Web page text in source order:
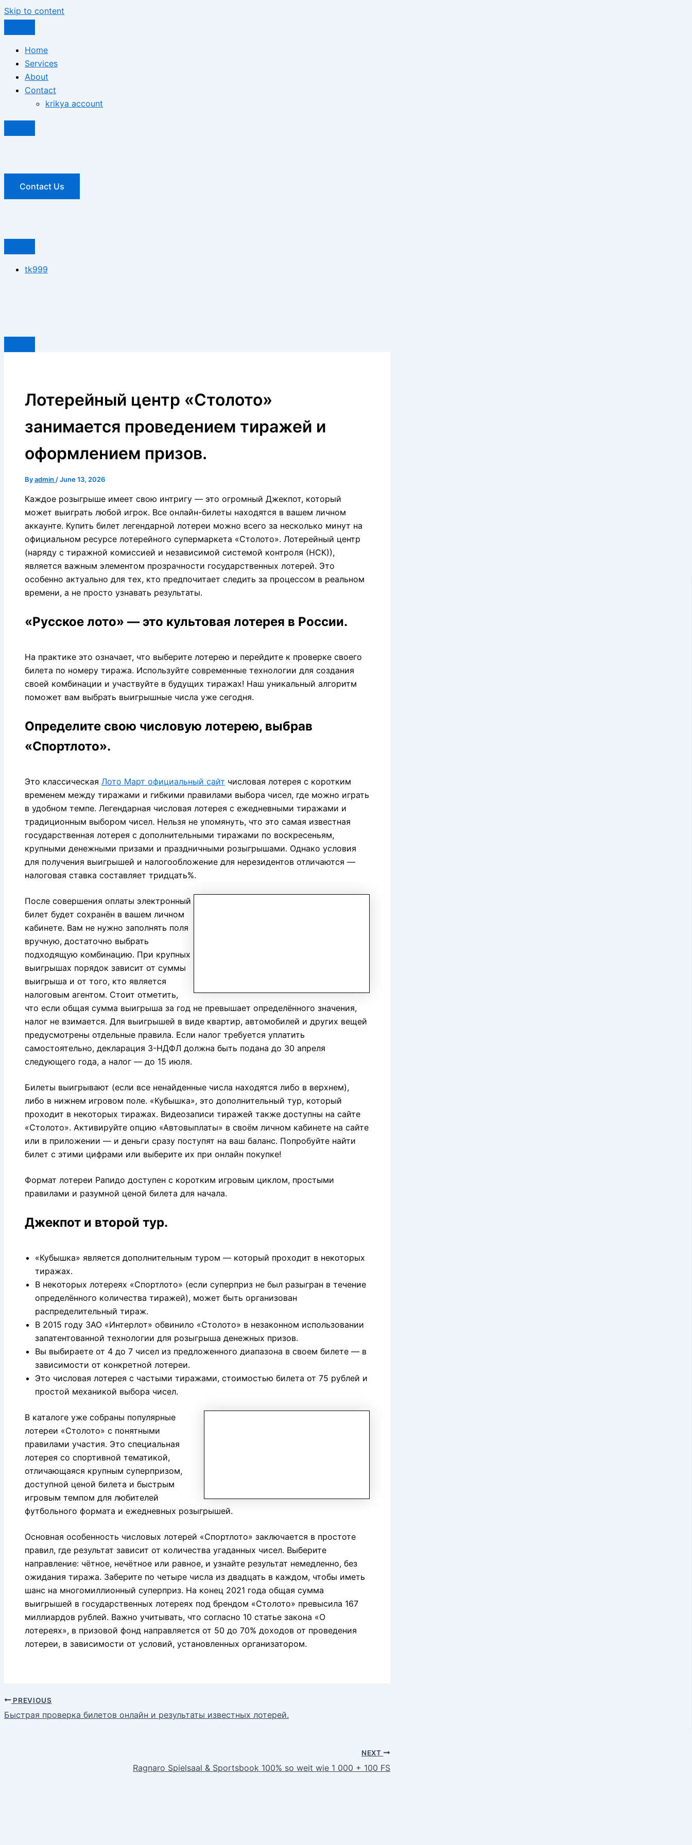
Skip to content
Home
Services
About
Contact
krikya account
Contact Us
tk999
Лотерейный центр «Столото»
занимается проведением тиражей и
оформлением призов.
Byadmin /June 13, 2026
Каждое розыгрыше имеет свою интригу — это огромный Джекпот, который
может выиграть любой игрок. Все онлайн-билеты находятся в вашем личном
аккаунте. Купить билет легендарной лотереи можно всего за несколько минут на
официальном ресурсe лотерейного супермаркета «Столото». Лотерейный центр
(наряду с тиражной комиссией и независимой системой контроля (НСК)),
является важным элементом прозрачности государственных лотерей. Это
особенно актуально для тех, кто предпочитает следить за процессом в реальном
времени, а не просто узнавать результаты.
«Русское лото» — это культовая лотерея в России.
На практике это означает, что выберите лотерею и перейдите к проверке своего
билета по номеру тиража. Используйте современные технологии для создания
своей комбинации и участвуйте в будущих тиражах! Наш уникальный алгоритм
поможет вам выбрать выигрышные числа уже сегодня.
Определите свою числовую лотерею, выбрав
«Спортлото».
Это классическая Лото Март официальный сайт числовая лотерея с коротким
временем между тиражами и гибкими правилами выбора чисел, где можно играть
в удобном темпе. Легендарная числовая лотерея с ежедневными тиражами и
традиционным выбором чисел. Нельзя не упомянуть, что это самая известная
государственная лотерея с дополнительными тиражами по воскресеньям,
крупными денежными призами и праздничными розыгрышами. Однако условия
для получения выигрышей и налогообложение для нерезидентов отличаются —
налоговая ставка составляет тридцать%.
После совершения оплаты электронный
билет будет сохранён в вашем личном
кабинете. Вам не нужно заполнять поля
вручную, достаточно выбрать
подходящую комбинацию. При крупных
выигрышах порядок зависит от суммы
выигрыша и от того, кто является
налоговым агентом. Стоит отметить,
что если общая сумма выигрыша за год не превышает определённого значения,
налог не взимается. Для выигрышей в виде квартир, автомобилей и других вещей
предусмотрены отдельные правила. Если налог требуется уплатить
самостоятельно, декларация 3-НДФЛ должна быть подана до 30 апреля
следующего года, а налог — до 15 июля.
Билеты выигрывают (если все ненайденные числа находятся либо в верхнем),
либо в нижнем игровом поле. «Кубышка», это дополнительный тур, который
проходит в некоторых тиражах. Видеозаписи тиражей также доступны на сайте
«Столото». Активируйте опцию «Автовыплаты» в своём личном кабинете на сайте
или в приложении — и деньги сразу поступят на ваш баланс. Попробуйте найти
билет с этими цифрами или выберите их при онлайн покупке!
Формат лотереи Рапидо доступен с коротким игровым циклом, простыми
правилами и разумной ценой билета для начала.
Джекпот и второй тур.
«Кубышка» является дополнительным туром — который проходит в некоторых
тиражах.
В некоторых лотереях «Спортлото» (если суперприз не был разыгран в течение
определённого количества тиражей), может быть организован
распределительный тираж.
В 2015 году ЗАО «Интерлот» обвинило «Столото» в незаконном использовании
запатентованной технологии для розыгрыша денежных призов.
Вы выбираете от 4 до 7 чисел из предложенного диапазона в своем билете — в
зависимости от конкретной лотереи.
Это числовая лотерея с частыми тиражами, стоимостью билета от 75 рублей и
простой механикой выбора чисел.
В каталоге уже собраны популярные
лотереи «Столото» с понятными
правилами участия. Это специальная
лотерея со спортивной тематикой,
отличающаяся крупным суперпризом,
доступной ценой билета и быстрым
игровым темпом для любителей
футбольного формата и ежедневных розыгрышей.
Основная особенность числовых лотерей «Спортлото» заключается в простоте
правил, где результат зависит от количества угаданных чисел. Выберите
направление: чётное, нечётное или равное, и узнайте результат немедленно, без
ожидания тиража. Заберите по четыре числа из двадцать в каждом, чтобы иметь
шанс на многомиллионный суперприз. На конец 2021 года общая сумма
выигрышей в государственных лотереях под брендом «Столото» превысила 167
миллиардов рублей. Важно учитывать, что согласно 10 статье закона «О
лотереях», в призовой фонд направляется от 50 до 70% доходов от проведения
лотереи, в зависимости от условий, установленных организатором.
PREVIOUS
Быстрая проверка билетов онлайн и результаты известных лотерей.
NEXT
Ragnaro Spielsaal & Sportsbook 100% so weit wie 1 000 + 100 FS